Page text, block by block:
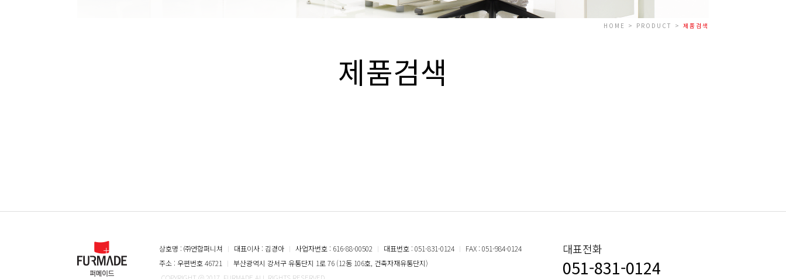
HOME > PRODUCT > 제품검색
제품검색
상호명 : ㈜연합퍼니쳐 ㅣ 대표이사 : 김경아 ㅣ 사업자번호 : 616-88-00502 ㅣ 대표번호 : 051-831-0124 ㅣ FAX : 051-984-0124
주소 : 우편번호 46721
ㅣ 부산광역시 강서구 유통단지 1로 76 (12동 106호, 건축자재유통단지)
대표전화
051-831-0124